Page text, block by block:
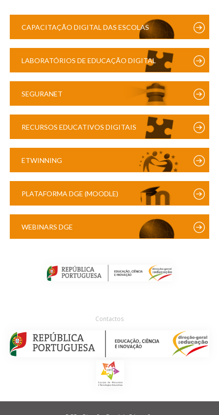
CAPACITAÇÃO DIGITAL DAS ESCOLAS
LABORATÓRIOS DE EDUCAÇÃO DIGITAL
SEGURANET
RECURSOS EDUCATIVOS DIGITAIS
ETWINNING
PLATAFORMA DGE (MOODLE)
WEBINARS DGE
Contactos